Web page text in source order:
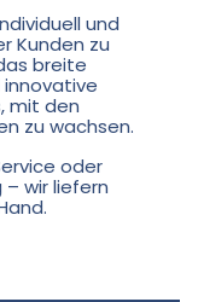
und
Kunden zu
breite
mit den
zu wachsen.
oder
wir liefern